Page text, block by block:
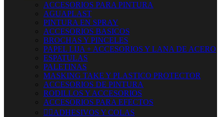
ACCESORIOS PARA PINTURA
AGUAPLAST
PINTURA EN SPRAY
ACCESORIOS BASICOS
BROCHAS Y PINCELES
PAPEL LIJA + ACCESORIOS Y LANA DE ACERO
ESPATULAS
PALETINAS
MASKING TAKE Y PLASTICO PROTECTOR
ACCESORIOS DE PINTURA
RODILLOS Y ACCESORIOS
ACCESORIOS PARA EFECTOS
 ADHESIVOS Y COLAS